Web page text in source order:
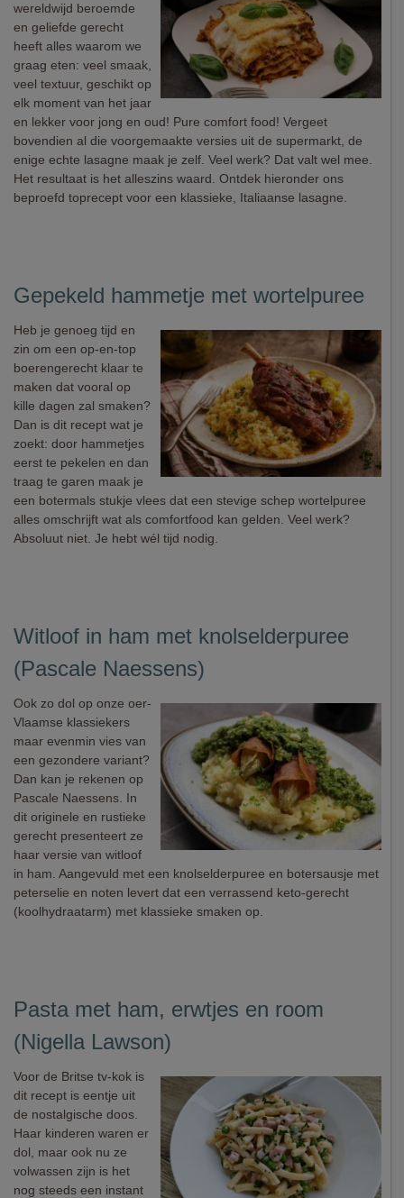
wereldwijd beroemde
en geliefde gerecht
heeft alles waarom we
graag eten: veel smaak,
veel textuur, geschikt op
elk moment van het jaar
en lekker voor jong en oud! Pure comfort food! Vergeet
bovendien al die voorgemaakte versies uit de supermarkt, de
enige echte lasagne maak je zelf. Veel werk? Dat valt wel mee.
Het resultaat is het alleszins waard. Ontdek hieronder ons
beproefd toprecept voor een klassieke, Italiaanse lasagne.
Gepekeld hammetje met wortelpuree
Heb je genoeg tijd en
zin om een op-en-top
boerengerecht klaar te
maken dat vooral op
kille dagen zal smaken?
Dan is dit recept wat je
zoekt: door hammetjes
eerst te pekelen en dan
traag te garen maak je
een botermals stukje vlees dat een stevige schep wortelpuree
alles omschrijft wat als comfortfood kan gelden. Veel werk?
Absoluut niet. Je hebt wél tijd nodig.
Witloof in ham met knolselderpuree
(Pascale Naessens)
Ook zo dol op onze oer-
Vlaamse klassiekers
maar evenmin vies van
een gezondere variant?
Dan kan je rekenen op
Pascale Naessens. In
dit originele en rustieke
gerecht presenteert ze
haar versie van witloof
in ham. Aangevuld met een knolselderpuree en botersausje met
peterselie en noten levert dat een verrassend keto-gerecht
(koolhydraatarm) met klassieke smaken op.
Pasta met ham, erwtjes en room
(Nigella Lawson)
Voor de Britse tv-kok is
dit recept is eentje uit
de nostalgische doos.
Haar kinderen waren er
dol, maar ook nu ze
volwassen zijn is het
nog steeds een instant